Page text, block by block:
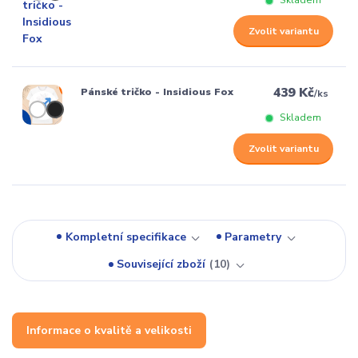
Zvolit variantu
Pánské tričko - Insidious Fox 439 Kč/ks
Skladem
Zvolit variantu
Kompletní specifikace
Parametry
Související zboží
10
Informace o kvalitě a velikosti